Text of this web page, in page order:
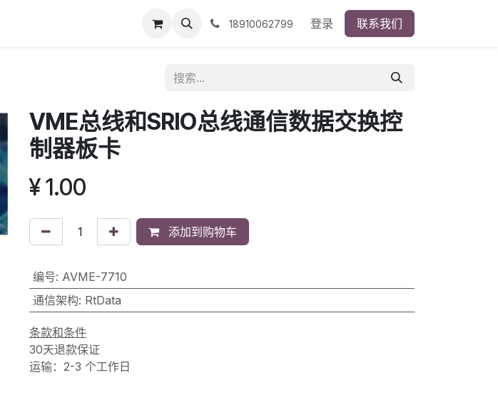
18910062799 登录 联系我们
VME总线和SRIO总线通信数据交换控
制器板卡
¥1.00
添加到购物车
编号: AVME-7710
通信架构: RtData
条款和条件
30天退款保证
运输：2-3 个工作日